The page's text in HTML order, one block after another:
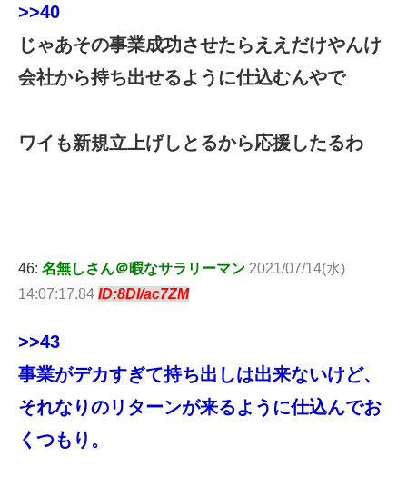
>>40
じゃあその事業成功させたらええだけやんけ
会社から持ち出せるように仕込むんやで
ワイも新規立上げしとるから応援したるわ
46: 名無しさん＠暇なサラリーマン 2021/07/14(水)
14:07:17.84 ID:8Dl/ac7ZM
>>43
事業がデカすぎて持ち出しは出来ないけど、
それなりのリターンが来るように仕込んでお
くつもり。